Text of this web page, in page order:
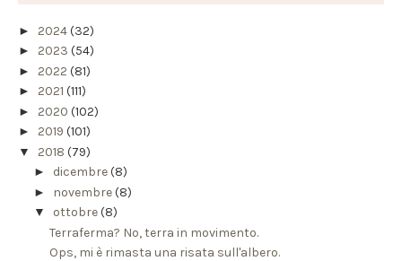
► 2024(32)
► 2023 (54)
► 2022 (81)
► 2021 (111)
► 2020 (102)
► 2019 (101)
▼ 2018 (79)
► dicembre(8)
► novembre(8)
▼ ottobre(8)
Terraferma? No, terra in movimento.
Ops, mi è rimasta una risata sull'albero.